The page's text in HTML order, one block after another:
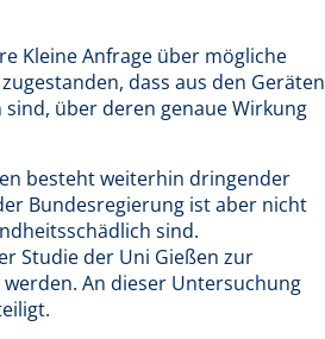
Kleine Anfrage über mögliche
dass aus den Geräten
über deren genaue Wirkung
besteht weiterhin dringender
Bundesregierung ist aber nicht
sind.
Studie der Uni Gießen zur
An dieser Untersuchung